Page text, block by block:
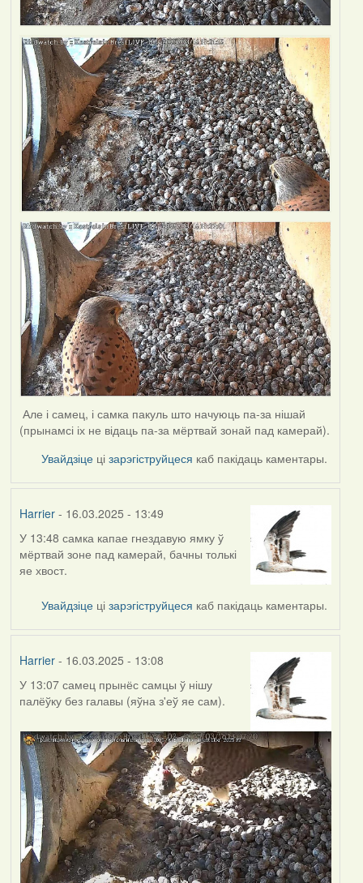
Але і самец, і самка пакуль што начуюць па-за нішай
(прынамсі іх не відаць па-за мёртвай зонай пад камерай).
Увайдзіце цізарэгіструйцеся каб пакідаць каментары.
Harrier- 16.03.2025 - 13:49
У 13:48 самка капае гнездавую ямку ў
мёртвай зоне пад камерай, бачны толькі
яе хвост.
Увайдзіце цізарэгіструйцеся каб пакідаць каментары.
Harrier- 16.03.2025 - 13:08
У 13:07 самец прынёс самцы ў нішу
палёўку без галавы (яўна з'еў яе сам).